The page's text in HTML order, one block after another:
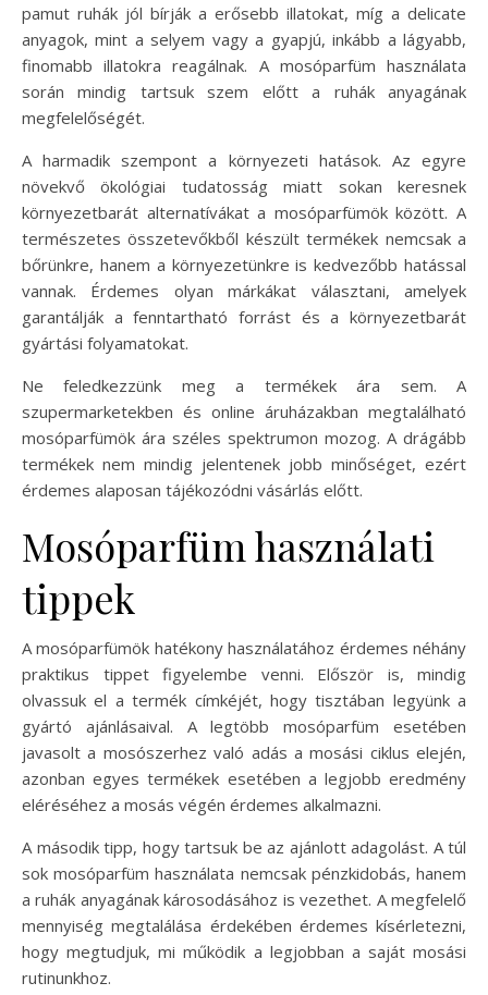
pamut ruhák jól bírják a erősebb illatokat, míg a delicate
anyagok, mint a selyem vagy a gyapjú, inkább a lágyabb,
finomabb illatokra reagálnak. A mosóparfüm használata
során mindig tartsuk szem előtt a ruhák anyagának
megfelelőségét.
A harmadik szempont a környezeti hatások. Az egyre
növekvő ökológiai tudatosság miatt sokan keresnek
környezetbarát alternatívákat a mosóparfümök között. A
természetes összetevőkből készült termékek nemcsak a
bőrünkre, hanem a környezetünkre is kedvezőbb hatással
vannak. Érdemes olyan márkákat választani, amelyek
garantálják a fenntartható forrást és a környezetbarát
gyártási folyamatokat.
Ne feledkezzünk meg a termékek ára sem. A
szupermarketekben és online áruházakban megtalálható
mosóparfümök ára széles spektrumon mozog. A drágább
termékek nem mindig jelentenek jobb minőséget, ezért
érdemes alaposan tájékozódni vásárlás előtt.
Mosóparfüm használati
tippek
A mosóparfümök hatékony használatához érdemes néhány
praktikus tippet figyelembe venni. Először is, mindig
olvassuk el a termék címkéjét, hogy tisztában legyünk a
gyártó ajánlásaival. A legtöbb mosóparfüm esetében
javasolt a mosószerhez való adás a mosási ciklus elején,
azonban egyes termékek esetében a legjobb eredmény
eléréséhez a mosás végén érdemes alkalmazni.
A második tipp, hogy tartsuk be az ajánlott adagolást. A túl
sok mosóparfüm használata nemcsak pénzkidobás, hanem
a ruhák anyagának károsodásához is vezethet. A megfelelő
mennyiség megtalálása érdekében érdemes kísérletezni,
hogy megtudjuk, mi működik a legjobban a saját mosási
rutinunkhoz.